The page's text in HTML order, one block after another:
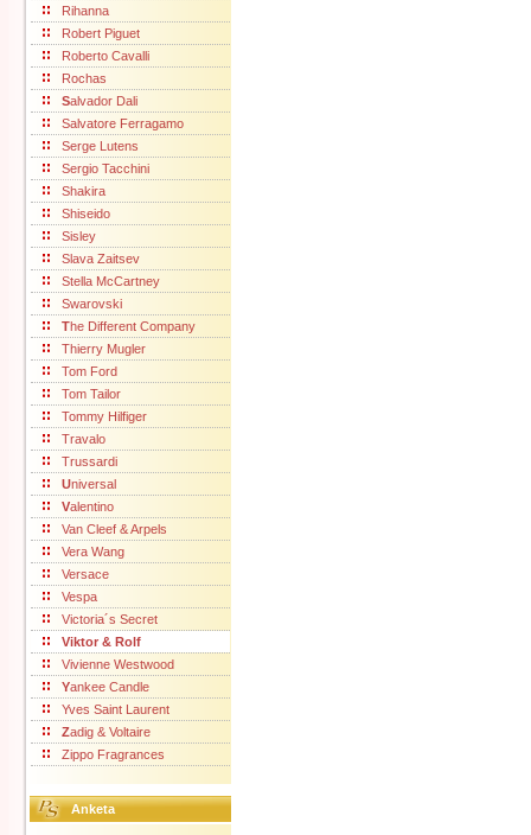
Rihanna
Robert Piguet
Roberto Cavalli
Rochas
Salvador Dali
Salvatore Ferragamo
Serge Lutens
Sergio Tacchini
Shakira
Shiseido
Sisley
Slava Zaitsev
Stella McCartney
Swarovski
The Different Company
Thierry Mugler
Tom Ford
Tom Tailor
Tommy Hilfiger
Travalo
Trussardi
Universal
Valentino
Van Cleef & Arpels
Vera Wang
Versace
Vespa
Victoria´s Secret
Viktor & Rolf
Vivienne Westwood
Yankee Candle
Yves Saint Laurent
Zadig & Voltaire
Zippo Fragrances
Anketa